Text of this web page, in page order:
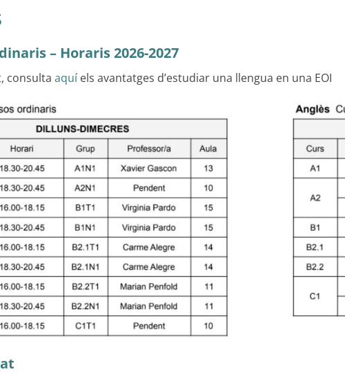
– Horaris 2026-2027
consulta aquí els avantatges d’estudiar una llengua en una EOI